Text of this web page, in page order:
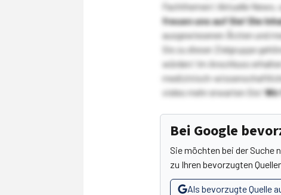
Fachthemen! Aktuelle
freuen uns auf Sie!Die
ausgewiesenen Ärzten und
Sie zu dieser Zielgruppe
würden! Im Anschluss
medizinisch-
vieles mehr erwarten Sie!
Bei Google
Sie möchten bei der Suche
zu Ihren bevorzugten
Als bevorzugte Quelle